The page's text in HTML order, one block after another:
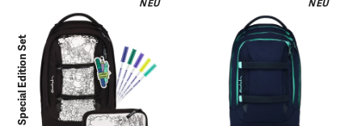
NEU
Special Edition Set
NEU